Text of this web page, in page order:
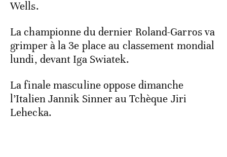
Wells.
La championne du dernier Roland-Garros va
grimper à la 3e place au classement mondial
lundi, devant Iga Swiatek.
La finale masculine oppose dimanche
l’Italien Jannik Sinner au Tchèque Jiri
Lehecka.